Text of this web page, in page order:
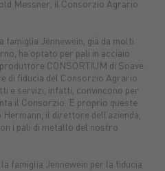
Concimi Impianti Sementi
Ricambi Carburanti
Messner, il Consorzio Agrario
famiglia Jennewein, già da molti
ha optato per pali in acciaio
CONSORTIUM di Soave
di fiducia del Consorzio Agrario
e servizi, infatti, convincono per
il Consorzio. E proprio queste
il direttore dell’azienda,
i pali di metallo del nostro
famiglia Jennewein per la fiducia